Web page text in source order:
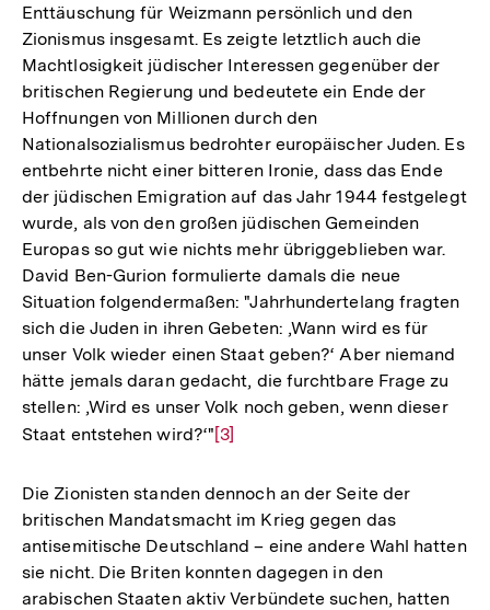
Enttäuschung für Weizmann persönlich und den
Zionismus insgesamt. Es zeigte letztlich auch die
Machtlosigkeit jüdischer Interessen gegenüber der
britischen Regierung und bedeutete ein Ende der
Hoffnungen von Millionen durch den
Nationalsozialismus bedrohter europäischer Juden. Es
entbehrte nicht einer bitteren Ironie, dass das Ende
der jüdischen Emigration auf das Jahr 1944 festgelegt
wurde, als von den großen jüdischen Gemeinden
Europas so gut wie nichts mehr übriggeblieben war.
David Ben-Gurion formulierte damals die neue
Situation folgendermaßen: "Jahrhundertelang fragten
sich die Juden in ihren Gebeten: ‚Wann wird es für
unser Volk wieder einen Staat geben?‘ Aber niemand
hätte jemals daran gedacht, die furchtbare Frage zu
stellen: ‚Wird es unser Volk noch geben, wenn dieser
Staat entstehen wird?‘"Zur
der
Fußnote
[3]
Die Zionisten standen dennoch an der Seite der
britischen Mandatsmacht im Krieg gegen das
antisemitische Deutschland – eine andere Wahl hatten
sie nicht. Die Briten konnten dagegen in den
arabischen Staaten aktiv Verbündete suchen, hatten